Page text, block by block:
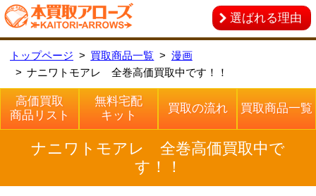
選ばれる理由
トップページ 買取商品一覧 漫画
ナニワトモアレ 全巻高価買取中です！！
高価買取
無料宅配
買取の流れ 買取商品一覧
ナニワトモアレ 全巻高価買取中で
す！！